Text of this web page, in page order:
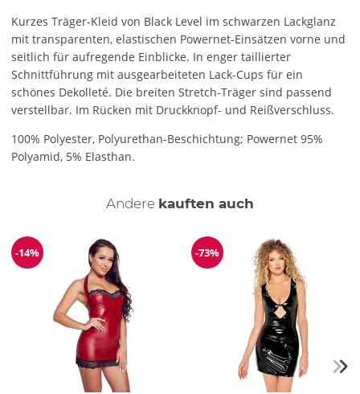
Kurzes Träger-Kleid von Black Level im schwarzen Lackglanz
mit transparenten, elastischen Powernet-Einsätzen vorne und
seitlich für aufregende Einblicke. In enger taillierter
Schnittführung mit ausgearbeiteten Lack-Cups für ein
schönes Dekolleté. Die breiten Stretch-Träger sind passend
verstellbar. Im Rücken mit Druckknopf- und Reißverschluss.
100% Polyester, Polyurethan-Beschichtung; Powernet 95%
Polyamid, 5% Elasthan.
Andere kauften auch
Reduzierung
-14% Reduzierung
-73%